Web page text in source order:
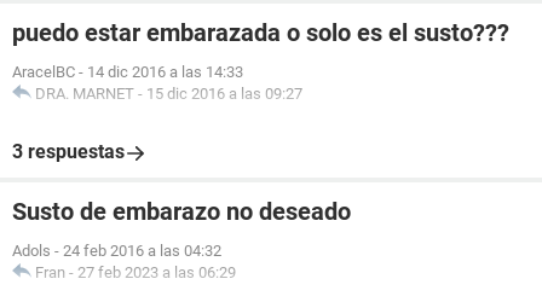
puedo estar embarazada o solo es el susto???
AracelBC - 14 dic 2016 a las 14:33
DRA. MARNET - 15 dic 2016 a las 09:27
3 respuestas
Susto de embarazo no deseado
Adols - 24 feb 2016 a las 04:32
Fran - 27 feb 2023 a las 06:29